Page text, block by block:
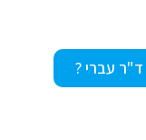
עברי ?